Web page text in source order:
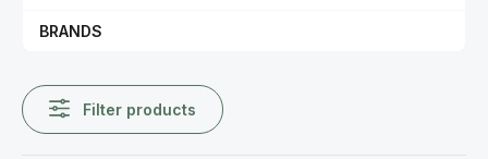
BRANDS
Filter products